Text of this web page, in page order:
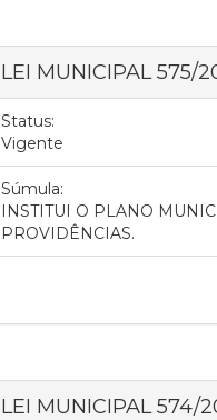
LEI MUNICIPAL 575/
Status:
Vigente
Súmula:
INSTITUI O PLANO
PROVIDÊNCIAS.
LEI MUNICIPAL 574/